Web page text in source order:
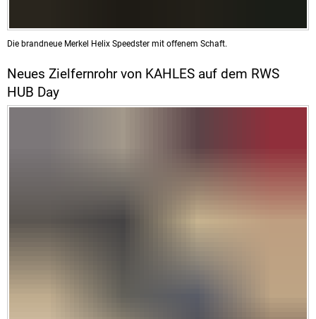
Die brandneue Merkel Helix Speedster mit offenem Schaft.
Neues Zielfernrohr von KAHLES auf dem RWS
HUB Day